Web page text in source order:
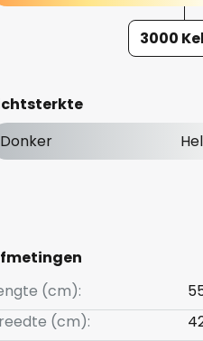
3000
Donker
(cm):
(cm):